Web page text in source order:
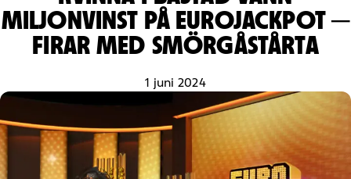
MILJONVINST PÅ EUROJACKPOT ─
FIRAR MED SMÖRGÅSTÅRTA
1 juni 2024